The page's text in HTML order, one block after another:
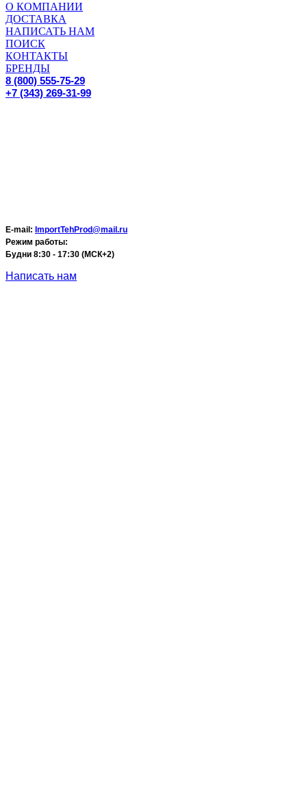
О КОМПАНИИ
ДОСТАВКА
НАПИСАТЬ НАМ
ПОИСК
КОНТАКТЫ
БРЕНДЫ
8 (800) 555-75-29
+7 (343) 269-31-99
E-mail: ImportTehProd@mail.ru
Режим работы:
Будни 8:30 - 17:30 (МСК+2)
Написать нам